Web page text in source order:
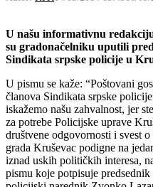
U našu informativnu
su gradonačelniku uputili
Sindikata srpske policije u
U pismu se kaže: “Poštovani
članova Sindikata srpske
iskažemo našu zahvalnost, jer
za potrebe Policijske uprave
društvene odgovornosti i svest
grada Kruševac podigne na
iznad uskih političkih interesa,
pismu koje potpisuje